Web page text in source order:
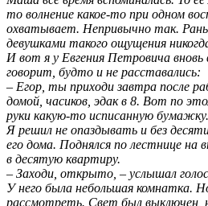
то волнение какое-то при одном
охватывает. Непривычно так.
девушками такого ощущения
И вот я у Евгения Петровича
говорит, будто и не расставались:
– Егор, ты приходи завтра после
домой, часиков, эдак в 8. Вот по
руки какую-то исписанную бумажку.
Я решил не опаздывать и без
его дома. Поднялся по лестнице
в десятую квартиру.
– Заходи, открыто, – услышал
У него была небольшая комнатка.
рассмотреть. Свет был выключен,